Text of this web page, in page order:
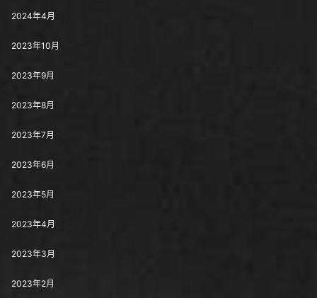
2024年4月
2023年10月
2023年9月
2023年8月
2023年7月
2023年6月
2023年5月
2023年4月
2023年3月
2023年2月